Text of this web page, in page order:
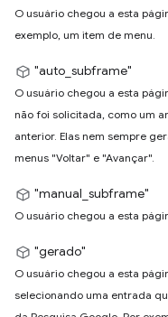
O usuário chegou a esta
exemplo, um item de menu.
"auto_subframe"
O usuário chegou a esta
não foi solicitada, como um
anterior. Elas nem sempre
menus "Voltar" e "Avançar".
"manual_subframe"
O usuário chegou a esta
"gerado"
O usuário chegou a esta
selecionando uma entrada